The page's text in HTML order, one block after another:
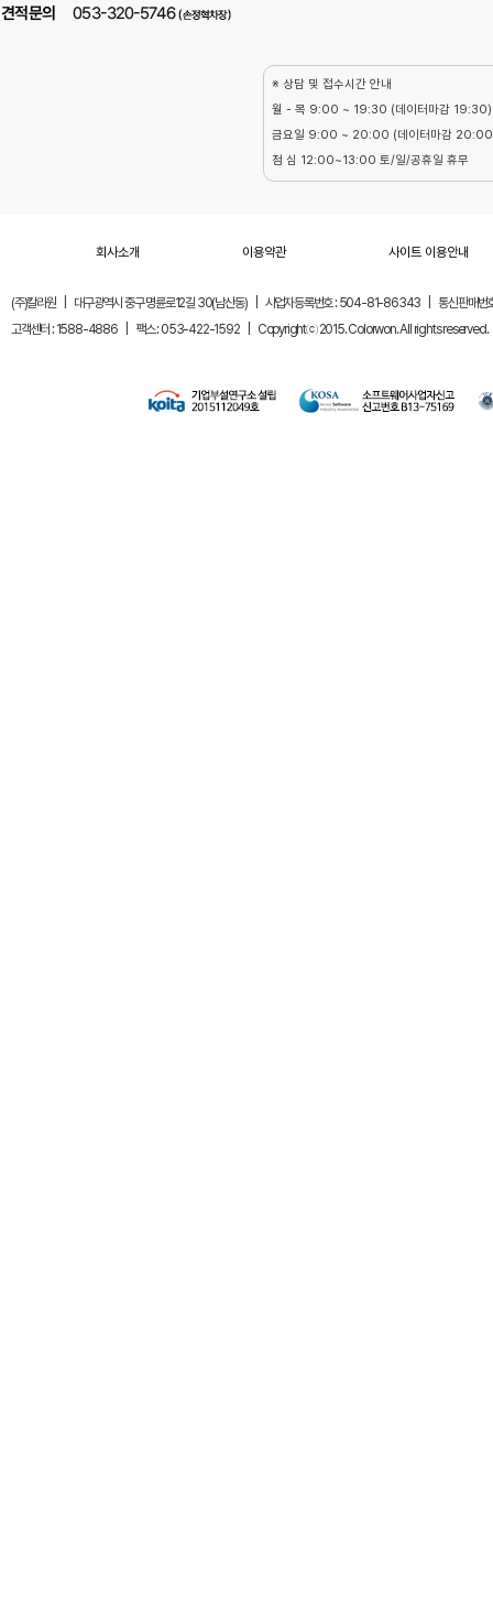
※ 상담 및 접수시간 안내
월 - 목 9:00 ~ 19:30 (데이터마감 19:30)
금요일 9:00 ~ 20:00 (데이터마감
점 심 12:00~13:00 토/일/공휴일 휴무
회사소개 이용약관 사이트 이용안내
(주)칼라원| 대구광역시 중구 명륜로12길 30(남산동)| 사업자등록번호 : 504-81-86343
통신판매
고객센터 : 1588-4886| 팩스 : 053-422-1592| Copyrightⓒ 2015. Colorwon. All rights reserved.